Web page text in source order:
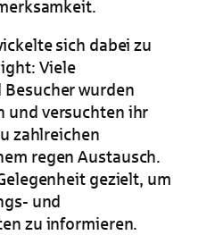
sich dabei zu
Viele
wurden
und versuchten ihr
zahlreichen
regen Austausch.
gezielt, um
und
zu informieren.